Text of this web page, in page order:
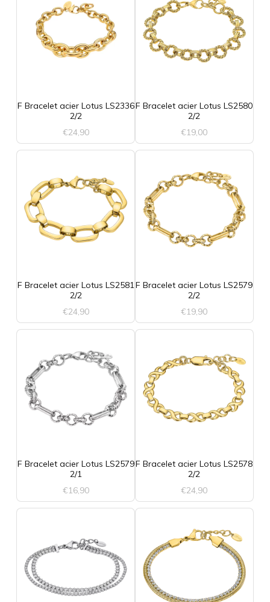
F Bracelet acier Lotus LS2336
2/2
€24,90
F Bracelet acier Lotus LS2580
2/2
€19,00
F Bracelet acier Lotus LS2581
2/2
€24,90
F Bracelet acier Lotus LS2579
2/2
€19,90
F Bracelet acier Lotus LS2579
2/1
€16,90
F Bracelet acier Lotus LS2578
2/2
€24,90